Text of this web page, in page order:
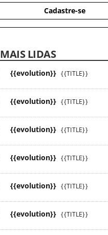
Cadastre-se
MAIS LIDAS
{{evolution}} {{TITLE}}
{{evolution}} {{TITLE}}
{{evolution}} {{TITLE}}
{{evolution}} {{TITLE}}
{{evolution}} {{TITLE}}
{{evolution}} {{TITLE}}